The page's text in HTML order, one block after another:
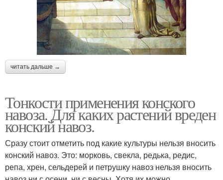
читать дальше →
Тонкости применения конского
навоза. Для каких растений вреден
конский навоз.
Сразу стоит отметить под какие культуры нельзя вносить
конский навоз. Это: морковь, свекла, редька, редис,
репа, хрен, сельдерей и петрушку навоз нельзя вносить